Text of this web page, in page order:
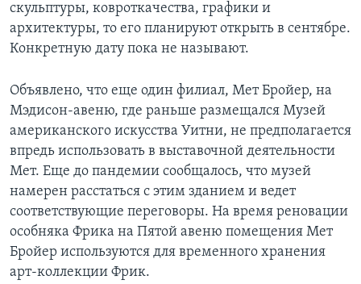
скульптуры, ковроткачества, графики и
архитектуры, то его планируют открыть в сентябре.
Конкретную дату пока не называют.
Объявлено, что еще один филиал, Мет Бройер, на
Мэдисон-авеню, где раньше размещался Музей
американского искусства Уитни, не предполагается
впредь использовать в выставочной деятельности
Мет. Еще до пандемии сообщалось, что музей
намерен расстаться с этим зданием и ведет
соответствующие переговоры. На время реновации
особняка Фрика на Пятой авеню помещения Мет
Бройер используются для временного хранения
арт-коллекции Фрик.